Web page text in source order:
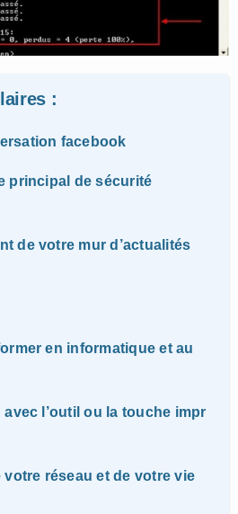
:
facebook
principal de sécurité
de votre mur d’actualités
en informatique et au
avec l’outil ou la touche impr
votre réseau et de votre vie